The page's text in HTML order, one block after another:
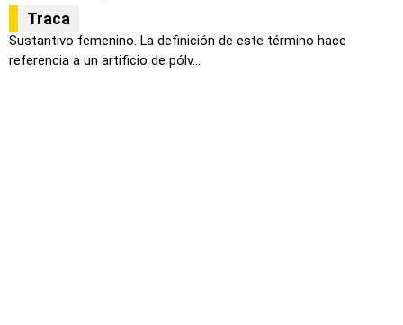
Traca
Sustantivo femenino. La definición de este término hace
referencia a un artificio de pólv...